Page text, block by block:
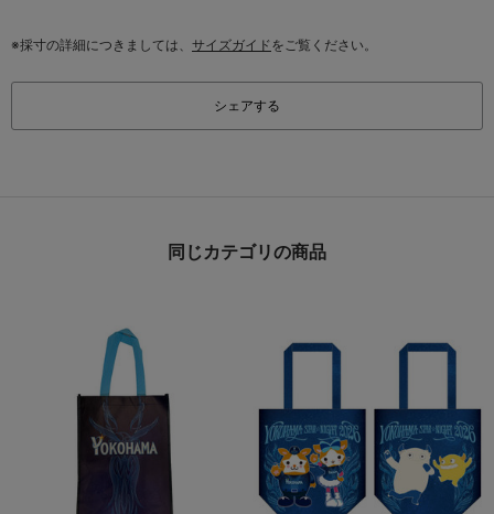
※採寸の詳細につきましては、 サイズガイドをご覧ください。
シェアする
同じカテゴリの商品